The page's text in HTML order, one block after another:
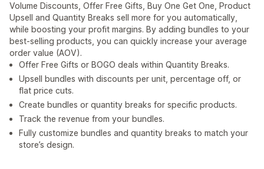
Volume Discounts, Offer Free Gifts, Buy One Get One, Product
Upsell and Quantity Breaks sell more for you automatically,
while boosting your profit margins. By adding bundles to your
best-selling products, you can quickly increase your average
order value (AOV).
Offer Free Gifts or BOGO deals within Quantity Breaks.
Upsell bundles with discounts per unit, percentage off, or
flat price cuts.
Create bundles or quantity breaks for specific products.
Track the revenue from your bundles.
Fully customize bundles and quantity breaks to match your
store’s design.